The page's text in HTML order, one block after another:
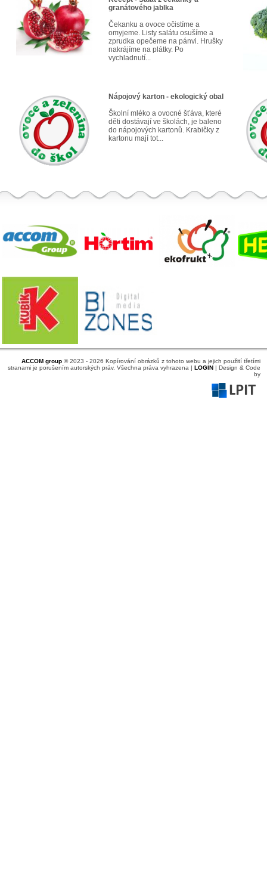
granátového jablka
Čekanku a ovoce očistíme a
omyjeme. Listy salátu osušíme a
zprudka opečeme na pánvi. Hrušky
nakrájíme na plátky. Po
vychladnutí...
Nápojový karton - ekologický obal
Školní mléko a ovocné šťáva, které
děti dostávají ve školách, je baleno
do nápojových kartonů. Krabičky z
kartonu mají tot...
ACCOM group© 2023 - 2026 Kopírování obrázků z tohoto webu a jejich použití třetími
stranami je porušením autorských práv. Všechna práva vyhrazena | LOGIN| Design & Code
by